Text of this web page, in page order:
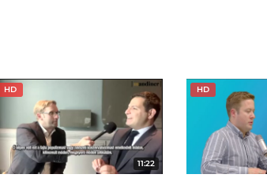
HD
11:22
HD